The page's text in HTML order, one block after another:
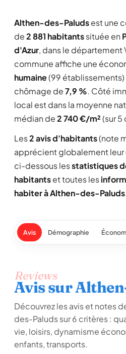
Althen-des-Paludsest une
de2 881 habitantssituée en
d'Azur, dans le département
commune affiche une
humaine(99 établissements)
chômage de7,9 %. Côté
local est dans la moyenne
médian de2 740 €/m²(sur 5
Les2 avis d'habitants(note
apprécient globalement
ci-dessous lesstatistiques
habitantset toutes les
habiter à Althen-des-Paluds.
Avis Démographie
Reviews
Avis sur
Découvrez les avis et notes
des-Paluds sur 6 critères :
vie, loisirs, dynamisme
enfants, transports.